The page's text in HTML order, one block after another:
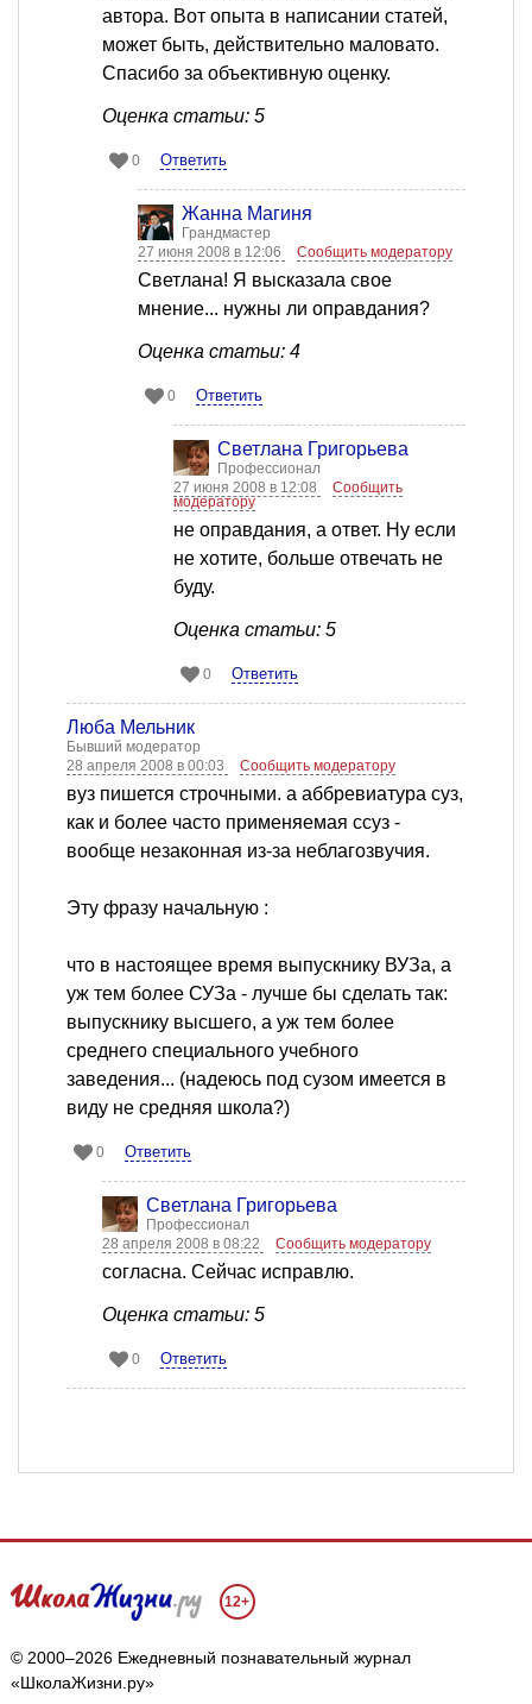
автора. Вот опыта в написании статей,
может быть, действительно маловато.
Спасибо за объективную оценку.
Оценка статьи: 5
0 Ответить
Жанна Магиня
Грандмастер
27 июня 2008 в 12:06
Сообщить модератору
Светлана! Я высказала свое
мнение... нужны ли оправдания?
Оценка статьи: 4
0 Ответить
Светлана Григорьева
Профессионал
27 июня 2008 в 12:08
Сообщить
модератору
не оправдания, а ответ. Ну если
не хотите, больше отвечать не
буду.
Оценка статьи: 5
0 Ответить
Люба Мельник
Бывший модератор
28 апреля 2008 в 00:03
Сообщить модератору
вуз пишется строчными. а аббревиатура суз,
как и более часто применяемая ссуз -
вообще незаконная из-за неблагозвучия.
Эту фразу начальную :
что в настоящее время выпускнику ВУЗа, а
уж тем более СУЗа - лучше бы сделать так:
выпускнику высшего, а уж тем более
среднего специального учебного
заведения... (надеюсь под сузом имеется в
виду не средняя школа?)
0 Ответить
Светлана Григорьева
Профессионал
28 апреля 2008 в 08:22
Сообщить модератору
согласна. Сейчас исправлю.
Оценка статьи: 5
0 Ответить
12+
© 2000–2026 Ежедневный познавательный журнал
«ШколаЖизни.ру»